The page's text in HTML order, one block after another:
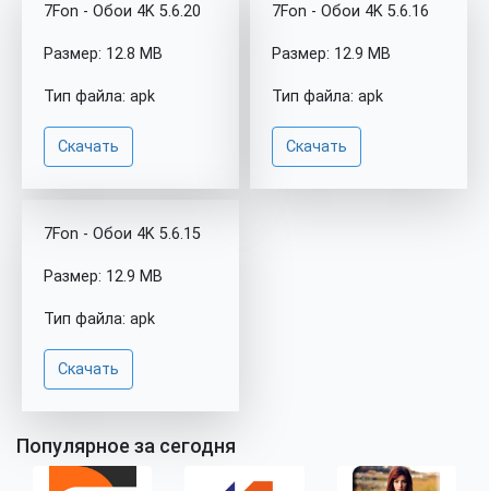
7Fon - Обои 4K 5.6.20
Размер: 12.8 MB
Тип файла: apk
Скачать
7Fon - Обои 4K 5.6.16
Размер: 12.9 MB
Тип файла: apk
Скачать
7Fon - Обои 4K 5.6.15
Размер: 12.9 MB
Тип файла: apk
Скачать
Популярное за сегодня